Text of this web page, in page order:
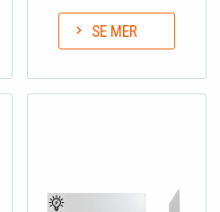
SE MER